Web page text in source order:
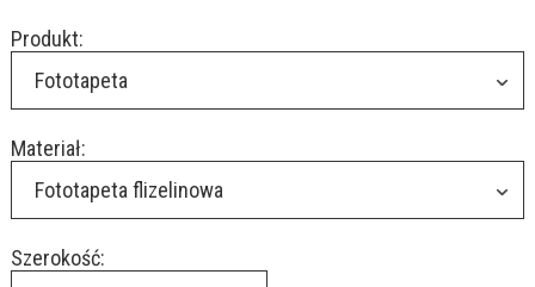
Produkt:
Fototapeta
Materiał:
Fototapeta flizelinowa
Szerokość: